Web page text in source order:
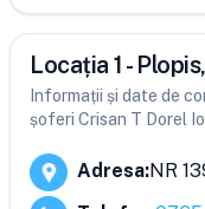
Locația 1 -
Informații și date de
șoferi Crisan T Dorel
Adresa:NR